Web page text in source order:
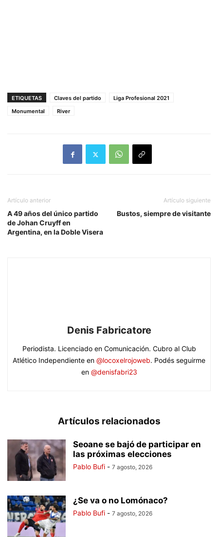
ETIQUETAS Claves del partido
Liga Profesional 2021
Monumental
River
Artículo anterior
A 49 años del único partido
de Johan Cruyff en
Argentina, en la Doble Visera
Artículo siguiente
Bustos, siempre de visitante
Denis Fabricatore
Periodista. Licenciado en Comunicación. Cubro al Club
Atlético Independiente en @locoxelrojoweb. Podés seguirme
en @denisfabri23
Artículos relacionados
Seoane se bajó de participar en
las próximas elecciones
Pablo Bufi - 7 agosto, 2026
¿Se va o no Lomónaco?
Pablo Bufi - 7 agosto, 2026